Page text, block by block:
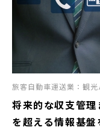
旅客自動車運送業：観
将来的な収支管
を超える情報基盤